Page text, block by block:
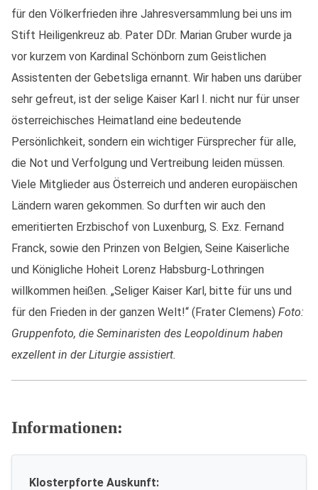
für den Völkerfrieden ihre Jahresversammlung bei uns im
Stift Heiligenkreuz ab. Pater DDr. Marian Gruber wurde ja
vor kurzem von Kardinal Schönborn zum Geistlichen
Assistenten der Gebetsliga ernannt. Wir haben uns darüber
sehr gefreut, ist der selige Kaiser Karl I. nicht nur für unser
österreichisches Heimatland eine bedeutende
Persönlichkeit, sondern ein wichtiger Fürsprecher für alle,
die Not und Verfolgung und Vertreibung leiden müssen.
Viele Mitglieder aus Österreich und anderen europäischen
Ländern waren gekommen. So durften wir auch den
emeritierten Erzbischof von Luxenburg, S. Exz. Fernand
Franck, sowie den Prinzen von Belgien, Seine Kaiserliche
und Königliche Hoheit Lorenz Habsburg-Lothringen
willkommen heißen. „Seliger Kaiser Karl, bitte für uns und
für den Frieden in der ganzen Welt!“ (Frater Clemens) Foto:
Gruppenfoto, die Seminaristen des Leopoldinum haben
exzellent in der Liturgie assistiert.
Informationen:
Klosterpforte Auskunft: